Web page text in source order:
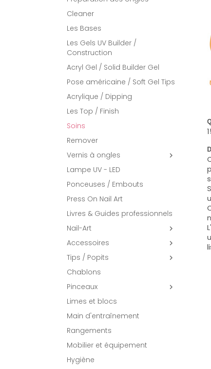
Cleaner
Les Bases
Les Gels UV Builder /
Construction
Acryl Gel / Solid Builder Gel
Pose américaine / Soft Gel Tips
Acrylique / Dipping
Les Top / Finish
Soins
Remover
Vernis à ongles

Lampe UV - LED
Ponceuses / Embouts
Press On Nail Art
Livres & Guides professionnels
Nail-Art

Accessoires 
Tips / Popits 
Chablons
Pinceaux

Limes et blocs
Main d'entraînement
Rangements
Mobilier et équipement
Hygiène